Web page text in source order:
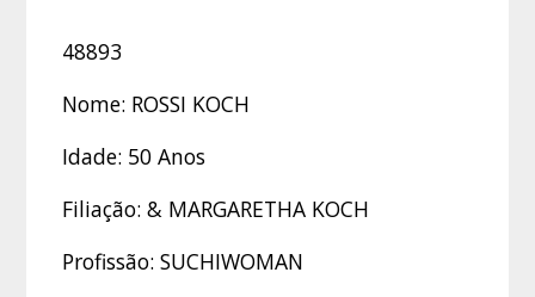
48893
Nome: ROSSI KOCH
Idade: 50 Anos
Filiação: & MARGARETHA KOCH
Profissão: SUCHIWOMAN